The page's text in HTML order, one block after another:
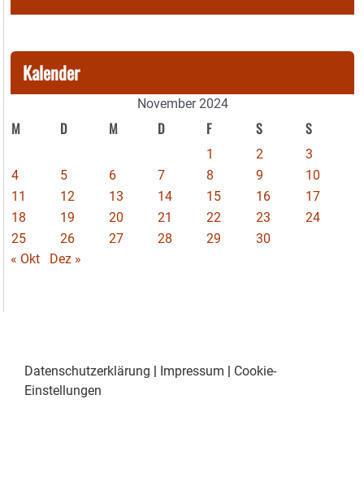
Kalender
November 2024
M D M D F S S
1 2
3
4
5 6 7 8 9
10
11
12 13 14 15 16
17
18
19 20 21 22 23
24
25
26 27 28 29
30
« Okt
Dez »
Datenschutzerklärung | Impressum | Cookie-
Einstellungen